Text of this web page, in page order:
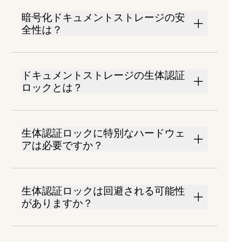
暗号化ドキュメントストレージの安
全性は？
ドキュメントストレージの生体認証
ロックとは？
生体認証ロックに特別なハードウェ
アは必要ですか？
生体認証ロックは回避される可能性
がありますか？